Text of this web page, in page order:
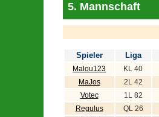
5. Mannschaft
Spieler Liga
Malou123 KL 40
MaJos
2L 42
Votec
1L 82
Regulus
QL 26